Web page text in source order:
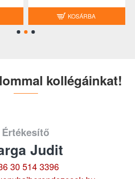
KOSÁRBA
kollégáinkat!
Értékesítő
Judit
30 514 3396